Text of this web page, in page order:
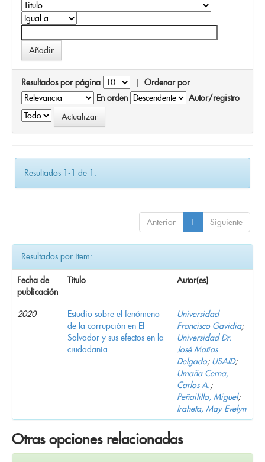
Resultados por página | Ordenar por
En orden
Autor/registro
Resultados 1-1 de 1.
Anterior 1 Siguiente
Resultados por ítem:
Fecha de
publicación
Título Autor(es)
2020
Estudio sobre el fenómeno
de la corrupción en El
Salvador y sus efectos en la
ciudadanía
Universidad
Francisco Gavidia;
Universidad Dr.
José Matías
Delgado; USAID;
Umaña Cerna,
Carlos A.;
Peñailillo, Miguel;
Iraheta, May Evelyn
Otras opciones relacionadas